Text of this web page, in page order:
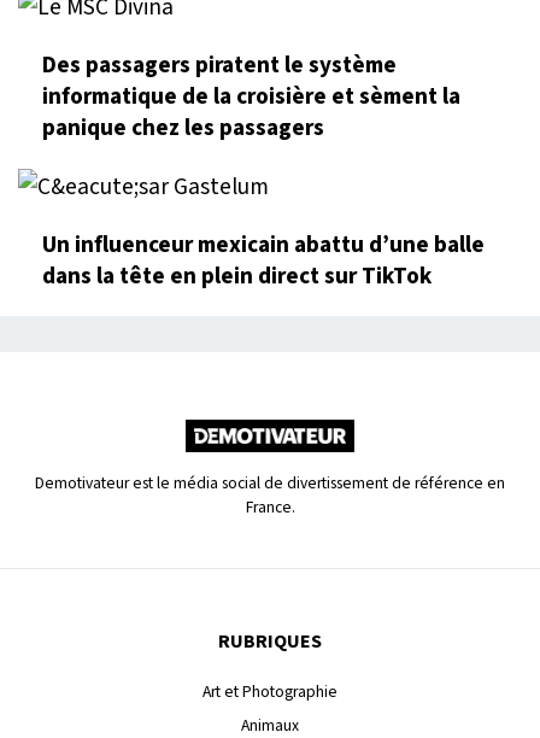
Des passagers piratent le système
informatique de la croisière et sèment la
panique chez les passagers
Un influenceur mexicain abattu d’une balle
dans la tête en plein direct sur TikTok
Demotivateur est le média social de divertissement de référence en
France.
RUBRIQUES
Art et Photographie
Animaux